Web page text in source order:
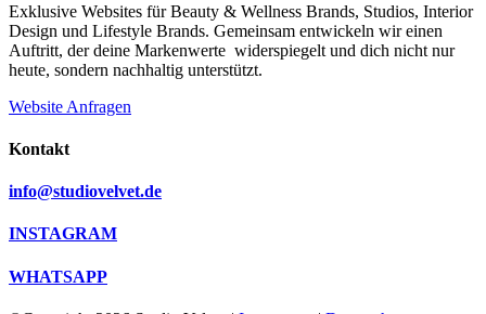
Exklusive Websites für Beauty & Wellness Brands, Studios, Interior
Design und Lifestyle Brands. Gemeinsam entwickeln wir einen
Auftritt, der deine Markenwerte widerspiegelt und dich nicht nur
heute, sondern nachhaltig unterstützt.
Website Anfragen
Kontakt
info@studiovelvet.de
INSTAGRAM
WHATSAPP